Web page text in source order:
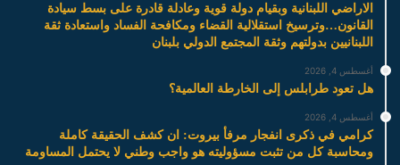
الاراضي اللبنانية وبقيام دولة قوية وعادلة قادرة على بسط سيادة
القانون…وترسيخ استقلالية القضاء ومكافحة الفساد واستعادة ثقة
اللبنانيين بدولتهم وثقة المجتمع الدولي بلبنان
أغسطس 4, 2026
هل تعود طرابلس إلى الخارطة العالمية؟
أغسطس 4, 2026
كرامي في ذكرى انفجار مرفأ بيروت: ان كشف الحقيقة كاملة
ومحاسبة كل من تثبت مسؤوليته هو واجب وطني لا يحتمل المساومة